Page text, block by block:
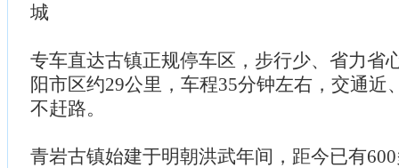
城
专车直达古镇正规停车区，步行少、省力省
阳市区约29公里，车程35分钟左右，交通近
不赶路。
青岩古镇始建于明朝洪武年间，距今已有